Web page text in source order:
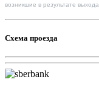
возникшие в результате
Схема проезда